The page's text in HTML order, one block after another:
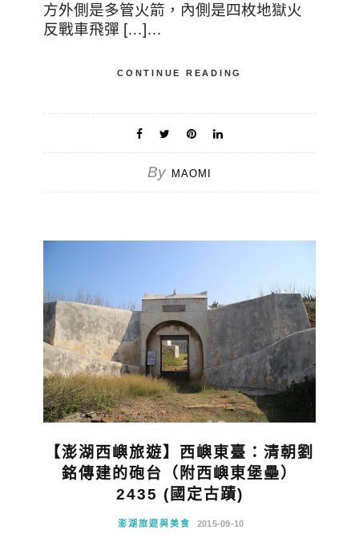
方外側是多管火箭，內側是四枚地獄火
反戰車飛彈 […]…
CONTINUE READING
By MAOMI
【澎湖西嶼旅遊】西嶼東臺：清朝劉
銘傳建的砲台（附西嶼東堡壘）
2435 (國定古蹟)
澎湖旅遊與美食 2015-09-10